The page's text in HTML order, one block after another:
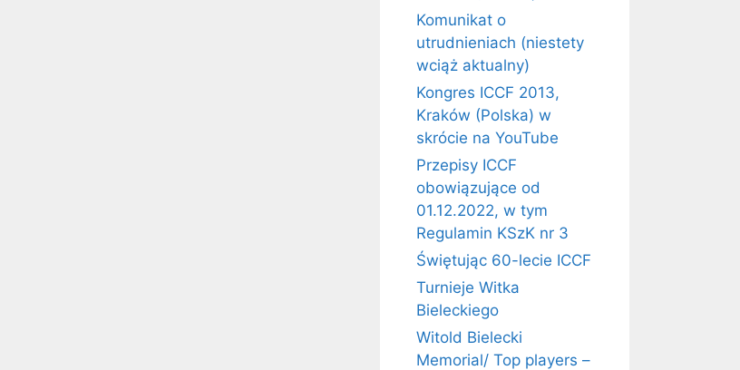
Komunikat o
utrudnieniach (niestety
wciąż aktualny)
Kongres ICCF 2013,
Kraków (Polska) w
skrócie na YouTube
Przepisy ICCF
obowiązujące od
01.12.2022, w tym
Regulamin KSzK nr 3
Świętując 60-lecie ICCF
Turnieje Witka
Bieleckiego
Witold Bielecki
Memorial/ Top players –